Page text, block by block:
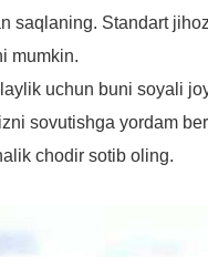
saqlaning. Standart
mumkin.
uchun buni soyali
sovutishga yordam
chodir sotib oling.